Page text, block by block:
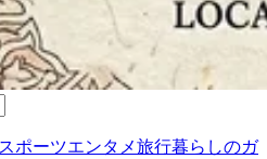
スポーツエンタメ旅行暮らしのガ